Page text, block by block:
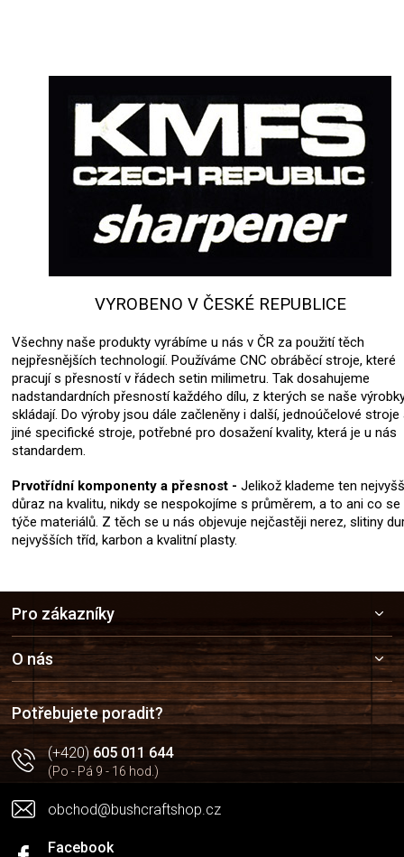
VYROBENO V ČESKÉ REPUBLICE
Všechny naše produkty vyrábíme u nás v ČR za použití těch
nejpřesnějších technologií. Používáme CNC obráběcí stroje, které
pracují s přesností v řádech setin milimetru. Tak dosahujeme
nadstandardních přesností každého dílu, z kterých se naše
skládají. Do výroby jsou dále začleněny i další, jednoúčelové stroje
jiné specifické stroje, potřebné pro dosažení kvality, která je u nás
standardem.
Prvotřídní komponenty a přesnost - Jelikož klademe ten
důraz na kvalitu, nikdy se nespokojíme s průměrem, a to ani co se
týče materiálů. Z těch se u nás objevuje nejčastěji nerez, slitiny
nejvyšších tříd, karbon a kvalitní plasty.
a
t
í
Pro zákazníky
O nás
Potřebujete poradit?
(+420)605 011 644
(Po - Pá 9 - 16 hod.)
obchod@bushcraftshop.cz
Facebook